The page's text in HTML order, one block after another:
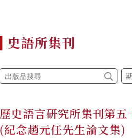
史語所集刊
歷史語言研究所集刊第
(紀念趙元任先生論文集)